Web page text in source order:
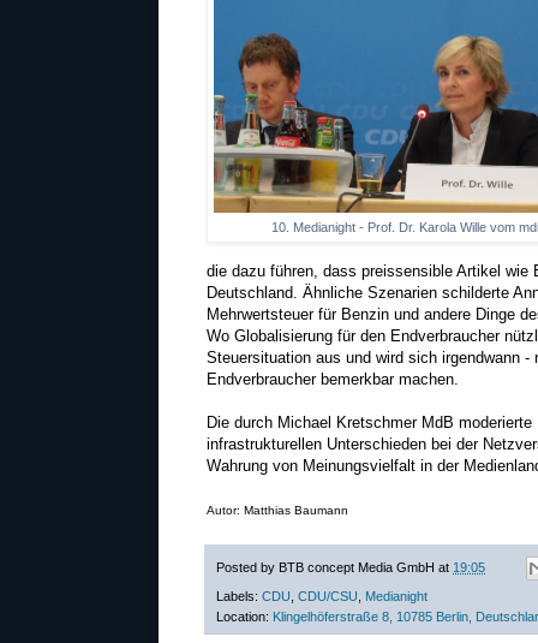
10. Medianight - Prof. Dr. Karola Wille vom
die dazu führen, dass preissensible Artikel
Deutschland. Ähnliche Szenarien schilderte
Mehrwertsteuer für Benzin und andere Dinge
Wo Globalisierung für den Endverbraucher
Steuersituation aus und wird sich irgendwann
Endverbraucher bemerkbar machen.
Die durch Michael Kretschmer MdB
infrastrukturellen Unterschieden bei der
Wahrung von Meinungsvielfalt in der
Autor: Matthias Baumann
Posted by BTB concept Media GmbH at 19:05
Labels: CDU CDU/CSU
Medianight
Location: Klingelhöferstraße 8, 10785 Berlin,